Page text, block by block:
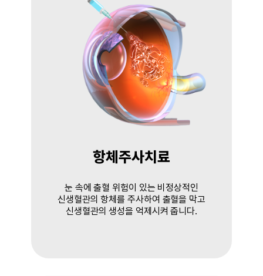
항체주사치료
눈 속에 출혈 위험이 있는 비정상적인
신생혈관의 항체를 주사하여 출혈을 막고
신생혈관의 생성을 억제시켜 줍니다.